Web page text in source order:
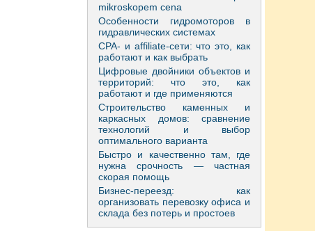
mikroskopem cena
Особенности гидромоторов в
гидравлических системах
CPA- и affiliate-сети: что это, как
работают и как выбрать
Цифровые двойники объектов и
территорий: что это, как
работают и где применяются
Строительство каменных и
каркасных домов: сравнение
технологий и выбор
оптимального варианта
Быстро и качественно там, где
нужна срочность — частная
скорая помощь
Бизнес-переезд: как
организовать перевозку офиса и
склада без потерь и простоев